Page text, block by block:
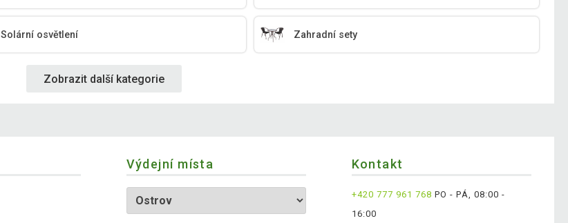
Solární osvětlení Zahradní sety
Zobrazit další kategorie
Výdejní místa Kontakt
+420 777 961 768 PO - PÁ, 08:00 -
16:00